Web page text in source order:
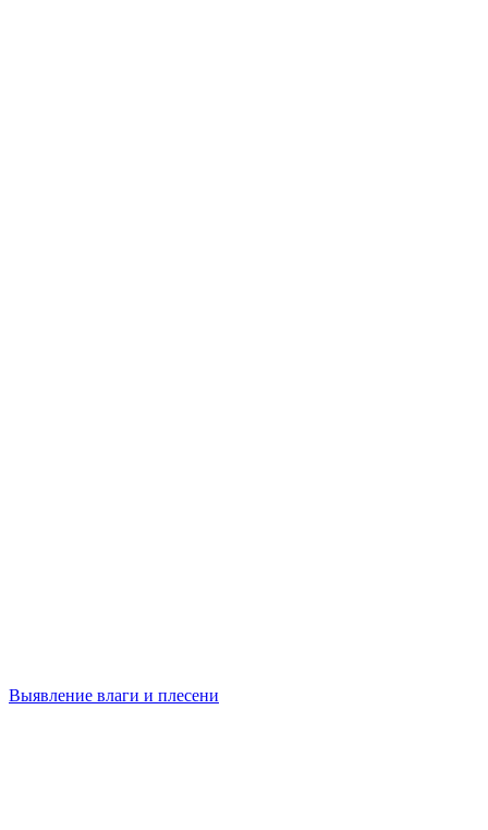
Выявление влаги и плесени